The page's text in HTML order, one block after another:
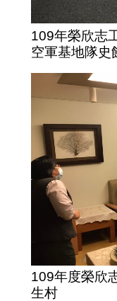
109年榮欣志
空軍基地隊史
109年度榮欣
生村